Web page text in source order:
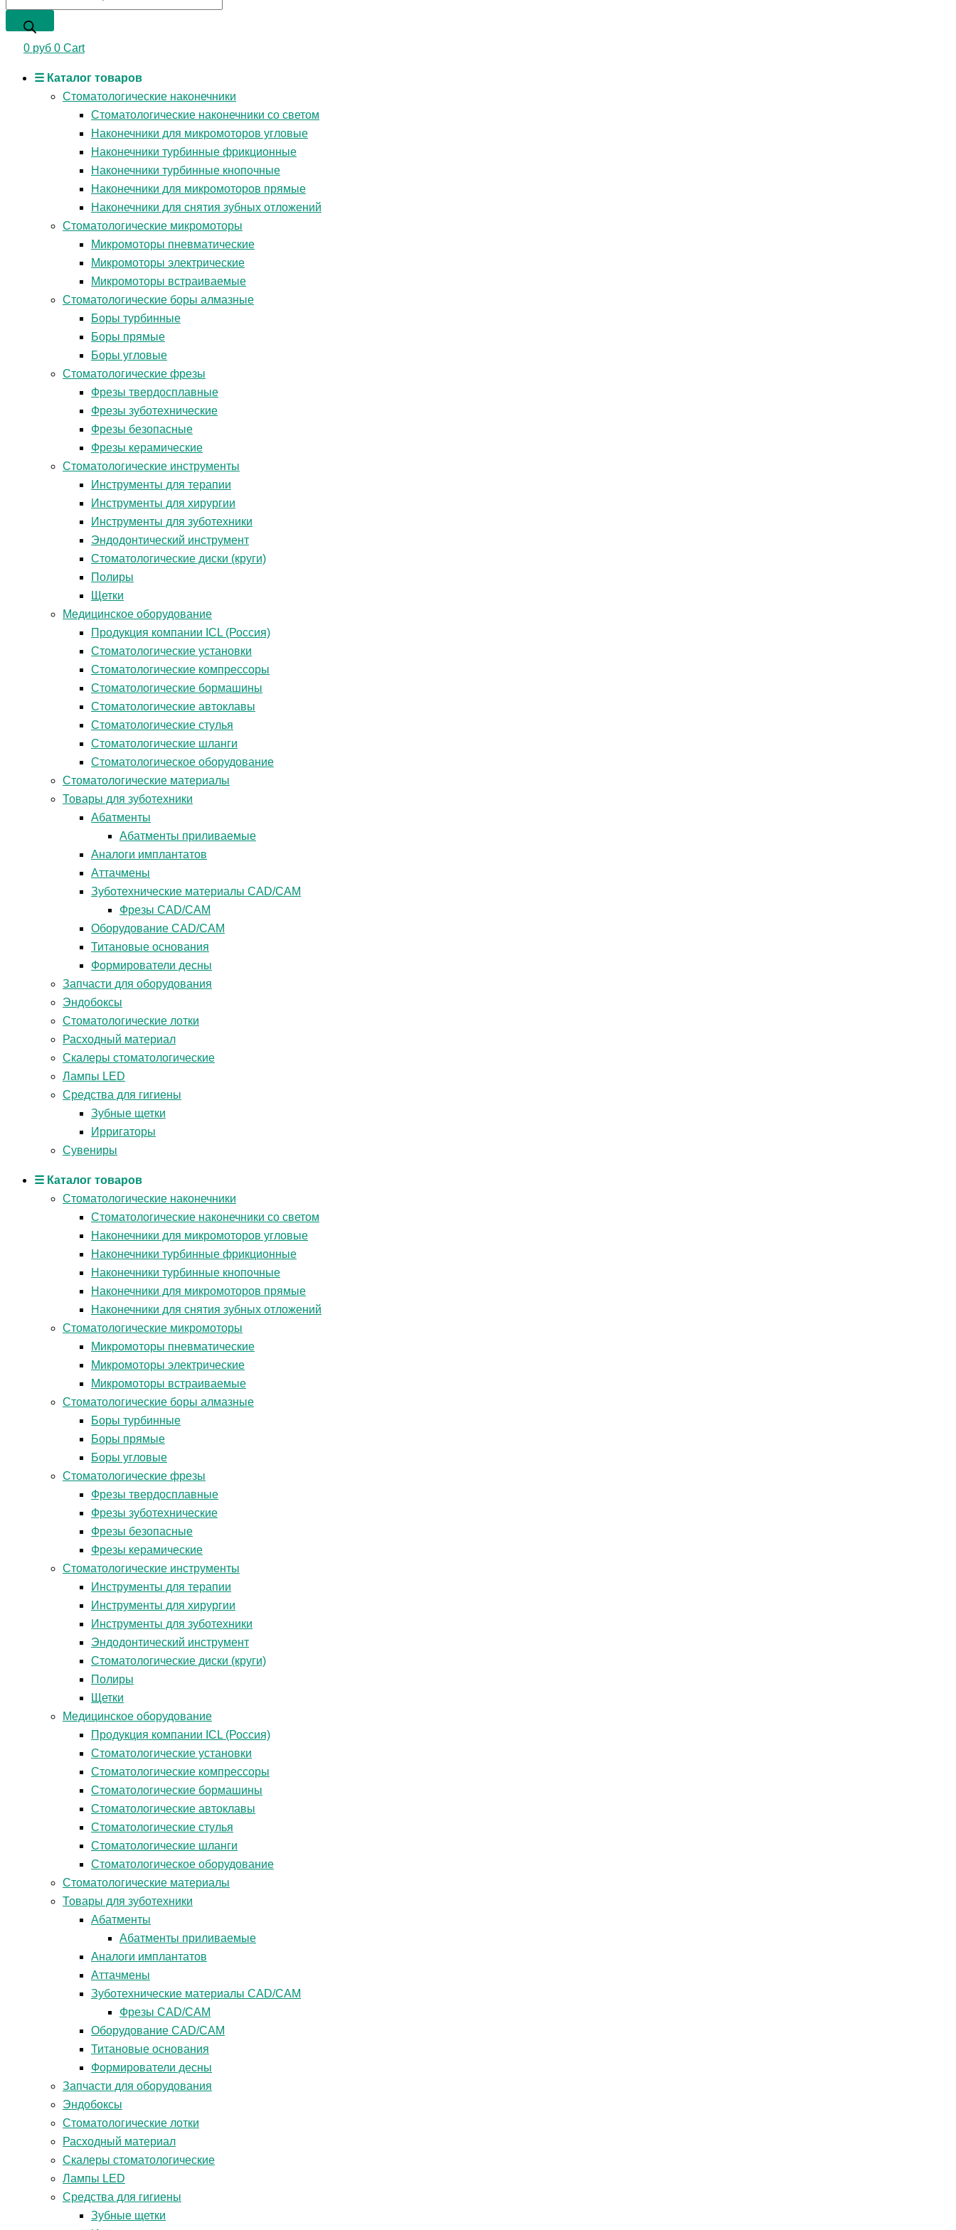
0 руб 0 Cart
☰ Каталог товаров
Стоматологические наконечники
Стоматологические наконечники со светом
Наконечники для микромоторов угловые
Наконечники турбинные фрикционные
Наконечники турбинные кнопочные
Наконечники для микромоторов прямые
Наконечники для снятия зубных отложений
Стоматологические микромоторы
Микромоторы пневматические
Микромоторы электрические
Микромоторы встраиваемые
Стоматологические боры алмазные
Боры турбинные
Боры прямые
Боры угловые
Стоматологические фрезы
Фрезы твердосплавные
Фрезы зуботехнические
Фрезы безопасные
Фрезы керамические
Стоматологические инструменты
Инструменты для терапии
Инструменты для хирургии
Инструменты для зуботехники
Эндодонтический инструмент
Стоматологические диски (круги)
Полиры
Щетки
Медицинское оборудование
Продукция компании ICL (Россия)
Стоматологические установки
Стоматологические компрессоры
Стоматологические бормашины
Стоматологические автоклавы
Стоматологические стулья
Стоматологические шланги
Стоматологическое оборудование
Стоматологические материалы
Товары для зуботехники
Абатменты
Абатменты приливаемые
Аналоги имплантатов
Аттачмены
Зуботехнические материалы CAD/CAM
Фрезы CAD/CAM
Оборудование CAD/CAM
Титановые основания
Формирователи десны
Запчасти для оборудования
Эндобоксы
Стоматологические лотки
Расходный материал
Скалеры стоматологические
Лампы LED
Средства для гигиены
Зубные щетки
Ирригаторы
Сувениры
☰ Каталог товаров
Стоматологические наконечники
Стоматологические наконечники со светом
Наконечники для микромоторов угловые
Наконечники турбинные фрикционные
Наконечники турбинные кнопочные
Наконечники для микромоторов прямые
Наконечники для снятия зубных отложений
Стоматологические микромоторы
Микромоторы пневматические
Микромоторы электрические
Микромоторы встраиваемые
Стоматологические боры алмазные
Боры турбинные
Боры прямые
Боры угловые
Стоматологические фрезы
Фрезы твердосплавные
Фрезы зуботехнические
Фрезы безопасные
Фрезы керамические
Стоматологические инструменты
Инструменты для терапии
Инструменты для хирургии
Инструменты для зуботехники
Эндодонтический инструмент
Стоматологические диски (круги)
Полиры
Щетки
Медицинское оборудование
Продукция компании ICL (Россия)
Стоматологические установки
Стоматологические компрессоры
Стоматологические бормашины
Стоматологические автоклавы
Стоматологические стулья
Стоматологические шланги
Стоматологическое оборудование
Стоматологические материалы
Товары для зуботехники
Абатменты
Абатменты приливаемые
Аналоги имплантатов
Аттачмены
Зуботехнические материалы CAD/CAM
Фрезы CAD/CAM
Оборудование CAD/CAM
Титановые основания
Формирователи десны
Запчасти для оборудования
Эндобоксы
Стоматологические лотки
Расходный материал
Скалеры стоматологические
Лампы LED
Средства для гигиены
Зубные щетки